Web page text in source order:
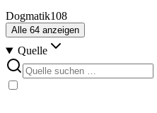
Dogmatik108
Alle 64 anzeigen
Quelle